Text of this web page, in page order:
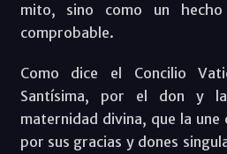
mito, sino como un
comprobable.
Como dice el Concilio
Santísima, por el don y
maternidad divina, que la
por sus gracias y dones